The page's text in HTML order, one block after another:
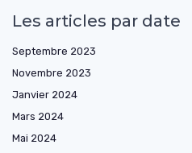
Les articles par date
Septembre 2023
Novembre 2023
Janvier 2024
Mars 2024
Mai 2024